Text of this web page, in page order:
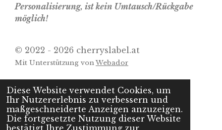
Diese Website verwendet Cookies, um
Ihr Nutzererlebnis zu verbessern und
maßgeschneiderte Anzeigen anzuzeigen.
Die fortgesetzte Nutzung dieser Website
Personalisierung, ist kein Umtausch/Rückgabe
möglich!
© 2022 - 2026 cherryslabel.at
Mit Unterstützung vonWebador